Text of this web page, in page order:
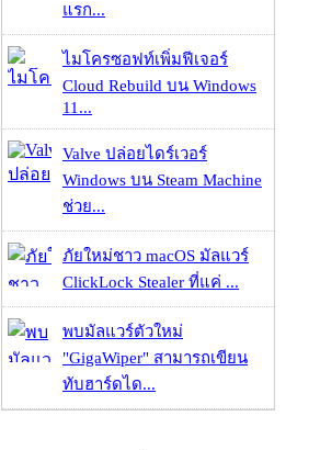
แรก...
ไมโครซอฟท์เพิ่มฟีเจอร์
Cloud Rebuild บน Windows
11...
Valve ปล่อยไดร์เวอร์
Windows บน Steam Machine
ช่วย...
ภัยใหม่ชาว macOS มัลแวร์
ClickLock Stealer ที่แค่ ...
พบมัลแวร์ตัวใหม่
"GigaWiper" สามารถเขียน
ทับฮาร์ดได...